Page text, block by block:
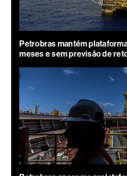
Petrobras mantém
meses e sem previsão de